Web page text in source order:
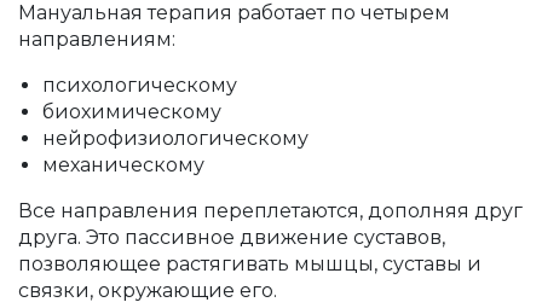
Мануальная терапия работает по четырем
направлениям:
психологическому
биохимическому
нейрофизиологическому
механическому
Все направления переплетаются, дополняя друг
друга. Это пассивное движение суставов,
позволяющее растягивать мышцы, суставы и
связки, окружающие его.